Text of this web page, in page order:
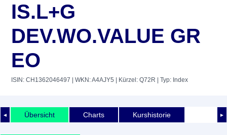
IS.L+G
DEV.WO.VALUE GR
EO
ISIN: CH1362046497 | WKN: A4AJY5 | Kürzel: Q72R | Typ: Index
◄ ►
Übersicht Charts Kurshistorie